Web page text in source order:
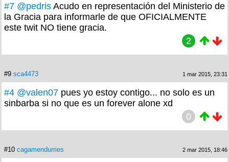
#7 @pedris Acudo en representación del Ministerio de
la Gracia para informarle de que OFICIALMENTE
este twit NO tiene gracia.
2
#9 sca4473 1 mar 2015, 23:31
#4 @valen07 pues yo estoy contigo... no solo es un
sinbarba si no que es un forever alone xd
0
#10 cagamendurries 2 mar 2015, 18:46